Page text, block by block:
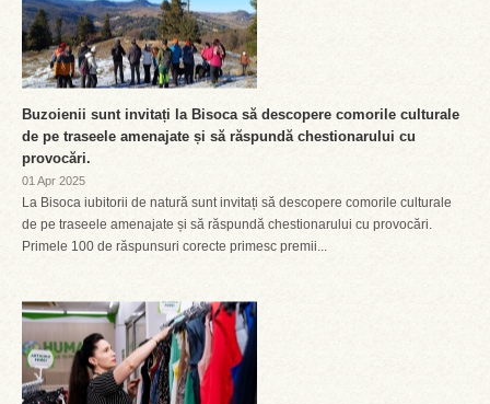
Buzoienii sunt invitați la Bisoca să descopere comorile culturale
de pe traseele amenajate și să răspundă chestionarului cu
provocări.
01 Apr 2025
La Bisoca iubitorii de natură sunt invitați să descopere comorile culturale
de pe traseele amenajate și să răspundă chestionarului cu provocări.
Primele 100 de răspunsuri corecte primesc premii...